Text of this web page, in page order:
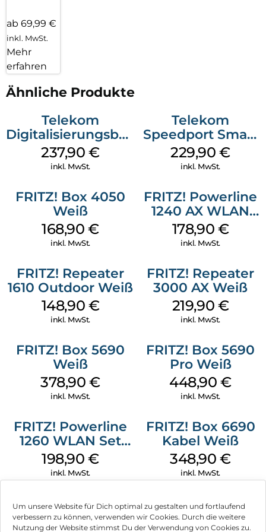
Um unsere Website für Dich optimal zu gestalten und fortlaufend
verbessern zu können, verwenden wir Cookies. Durch die weitere
Nutzung der Website stimmst Du der Verwendung von Cookies zu.
ab 69,99 €
inkl. MwSt.
Mehr
erfahren
Ähnliche Produkte
Telekom
Digitalisierungsbox
Smart 2
Telefonanlage und
237,90€
inkl. MwSt.
Telekom
Speedport Smart
4 R2 Schwarz
229,90€
inkl. MwSt.
FRITZ! Box 4050
Weiß
168,90€
inkl. MwSt.
FRITZ! Powerline
1240 AX WLAN
Set Weiß
178,90 €
inkl. MwSt.
FRITZ! Repeater
1610 Outdoor Weiß
148,90 €
inkl. MwSt.
FRITZ! Repeater
3000 AX Weiß
219,90 €
inkl. MwSt.
FRITZ! Box 5690
Weiß
378,90€
inkl. MwSt.
FRITZ! Box 5690
Pro Weiß
448,90€
inkl. MwSt.
FRITZ! Powerline
1260 WLAN Set
Weiß
198,90€
inkl. MwSt.
FRITZ! Box 6690
Kabel Weiß
348,90€
inkl. MwSt.